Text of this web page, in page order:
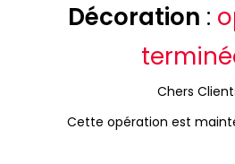
Décoration :
Chers
Cette opération est